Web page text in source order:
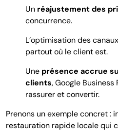
Un réajustement des
concurrence.
L’optimisation des
partout où le client est.
Une présence accrue
clients, Google
rassurer et convertir.
Prenons un exemple concret :
restauration rapide locale qui